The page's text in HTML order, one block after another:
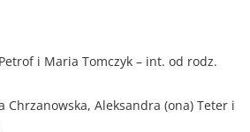
i Maria Tomczyk – int. od rodz.
Chrzanowska, Aleksandra (ona) Teter i